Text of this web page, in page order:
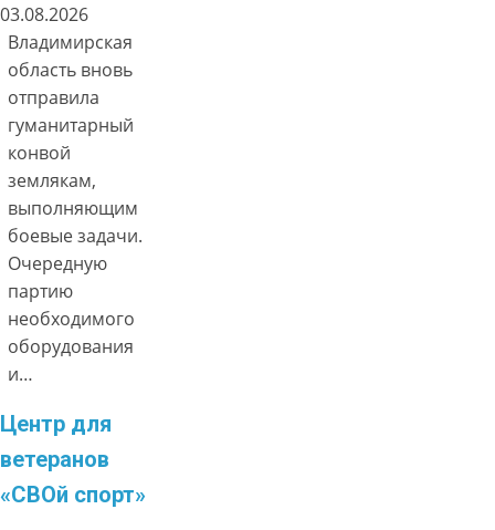
03.08.2026
Владимирская
область вновь
отправила
гуманитарный
конвой
землякам,
выполняющим
боевые задачи.
Очередную
партию
необходимого
оборудования
и…
Центр для
ветеранов
«СВОй спорт»